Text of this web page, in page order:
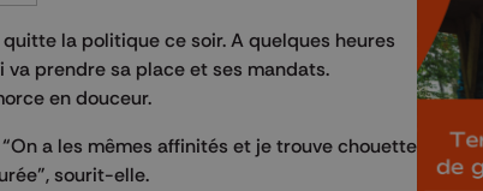
la politique ce soir. A quelques heures
prendre sa place et ses mandats.
en douceur.
a les mêmes affinités et je trouve chouette
sourit-elle.